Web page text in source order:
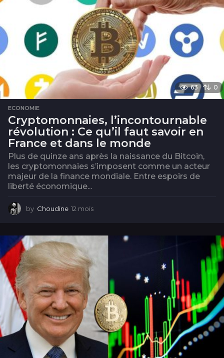
63 0
ECONOMIE
Cryptomonnaies, l’incontournable
révolution : Ce qu’il faut savoir en
France et dans le monde
Plus de quinze ans après la naissance du Bitcoin,
les cryptomonnaies s’imposent comme un acteur
majeur de la finance mondiale. Entre espoirs de
liberté économique...
by Choudine 12 mois
o